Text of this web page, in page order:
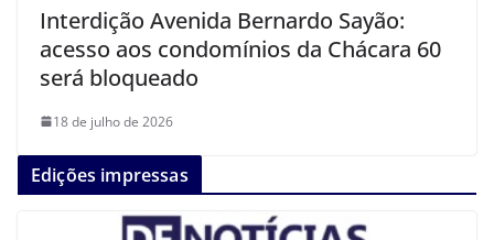
Interdição Avenida Bernardo Sayão:
acesso aos condomínios da Chácara 60
será bloqueado
18 de julho de 2026
Edições impressas